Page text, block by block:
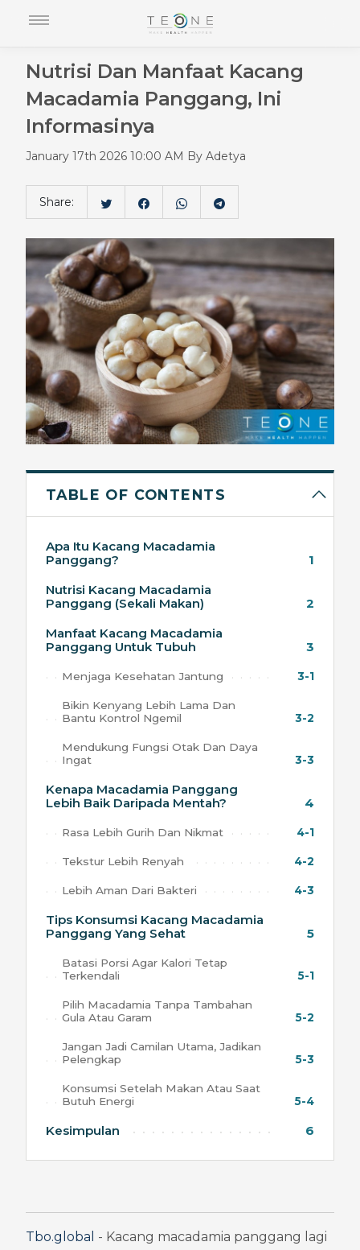
Nutrisi Dan Manfaat Kacang
Macadamia Panggang, Ini
Informasinya
January 17th 2026 10:00 AM By Adetya
Share:
TABLE OF CONTENTS
Apa Itu Kacang Macadamia
Panggang?
1
Nutrisi Kacang Macadamia
Panggang (Sekali Makan)
2
Manfaat Kacang Macadamia
Panggang Untuk Tubuh
3
Menjaga Kesehatan Jantung 3-1
Bikin Kenyang Lebih Lama Dan
Bantu Kontrol Ngemil
3-2
Mendukung Fungsi Otak Dan Daya
Ingat
3-3
Kenapa Macadamia Panggang
Lebih Baik Daripada Mentah?
4
Rasa Lebih Gurih Dan Nikmat 4-1
Tekstur Lebih Renyah 4-2
Lebih Aman Dari Bakteri 4-3
Tips Konsumsi Kacang Macadamia
Panggang Yang Sehat
5
Batasi Porsi Agar Kalori Tetap
Terkendali
5-1
Pilih Macadamia Tanpa Tambahan
Gula Atau Garam
5-2
Jangan Jadi Camilan Utama, Jadikan
Pelengkap
5-3
Konsumsi Setelah Makan Atau Saat
Butuh Energi
5-4
Kesimpulan 6
Tbo.global - Kacang macadamia panggang lagi